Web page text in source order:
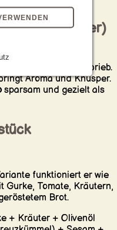
viel Zucker)
Hauch Zitronenabrieb.
Aroma und Knusper.
sparsam und gezielt als
funktioniert er wie
Gurke, Tomate, Kräutern,
Brot.
+ Kräuter + Olivenöl